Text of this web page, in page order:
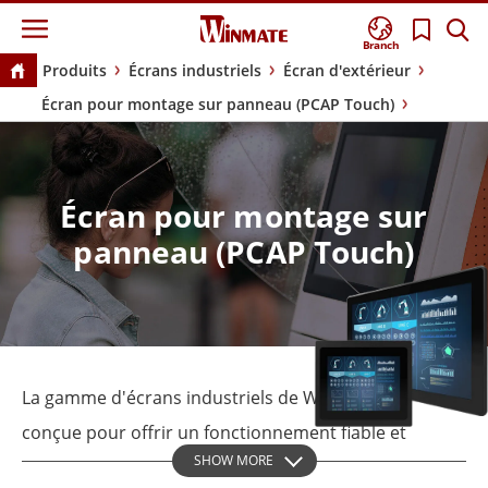
Branch
Produits Écrans industriels
Écran d'extérieur
Écran pour montage sur panneau (PCAP Touch)
Écran pour montage sur
panneau (PCAP Touch)
La gamme d'écrans industriels de Winmate est
conçue pour offrir un fonctionnement fiable et
performant, même dans les conditions
SHOW MORE